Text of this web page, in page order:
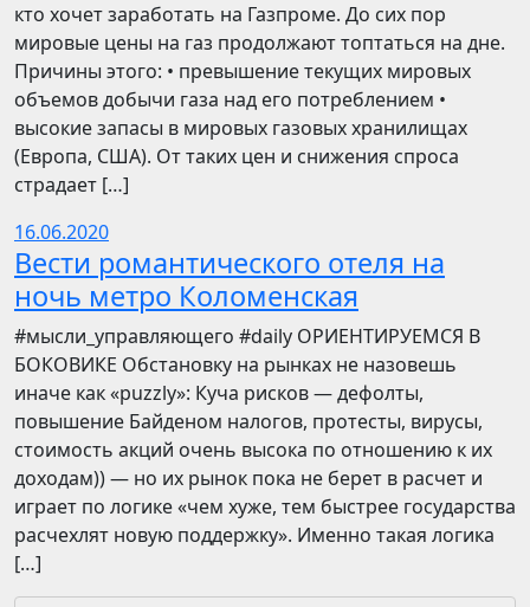
кто хочет заработать на Газпроме. До сих пор
мировые цены на газ продолжают топтаться на дне.
Причины этого: • превышение текущих мировых
объемов добычи газа над его потреблением •
высокие запасы в мировых газовых хранилищах
(Европа, США). От таких цен и снижения спроса
страдает […]
16.06.2020
Вести романтического отеля на
ночь метро Коломенская
​​#мысли_управляющего #daily ОРИЕНТИРУЕМСЯ В
БОКОВИКЕ Обстановку на рынках не назовешь
иначе как «puzzly»: Куча рисков — дефолты,
повышение Байденом налогов, протесты, вирусы,
стоимость акций очень высока по отношению к их
доходам)) — но их рынок пока не берет в расчет и
играет по логике «чем хуже, тем быстрее государства
расчехлят новую поддержку». Именно такая логика
[…]